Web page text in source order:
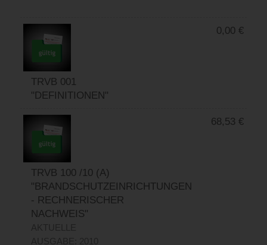
TRVB 001
"DEFINITIONEN"
0,00 €
TRVB 100 /10 (A)
"BRANDSCHUTZEINRICHTUNGEN
- RECHNERISCHER
NACHWEIS"
68,53 €